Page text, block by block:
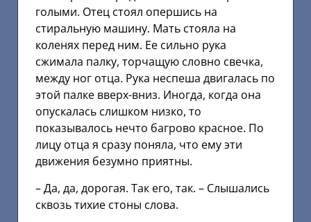
голыми. Отец стоял опершись на
стиральную машину. Мать стояла на
коленях перед ним. Ее сильно рука
сжимала палку, торчащую словно свечка,
между ног отца. Рука неспеша двигалась по
этой палке вверх-вниз. Иногда, когда она
опускалась слишком низко, то
показывалось нечто багрово красное. По
лицу отца я сразу поняла, что ему эти
движения безумно приятны.
– Да, да, дорогая. Так его, так. – Слышались
сквозь тихие стоны слова.